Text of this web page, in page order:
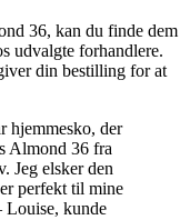
36, kan du finde dem
udvalgte forhandlere.
din bestilling for at
hjemmesko, der
Almond 36 fra
Jeg elsker den
perfekt til mine
Louise, kunde